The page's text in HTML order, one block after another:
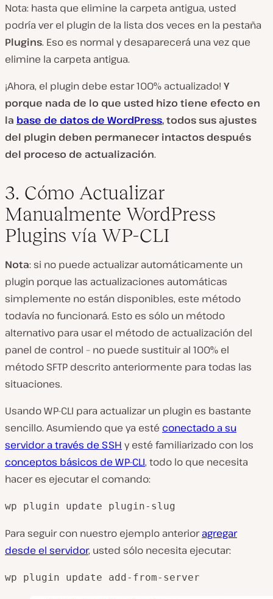
Nota: hasta que elimine la carpeta antigua, usted
podría ver el plugin de la lista dos veces en la pestaña
Plugins. Eso es normal y desaparecerá una vez que
elimine la carpeta antigua.
¡Ahora, el plugin debe estar 100% actualizado! Y
porque nada de lo que usted hizo tiene efecto en
la base de datos de WordPress, todos sus ajustes
del plugin deben permanecer intactos después
del proceso de actualización.
3. Cómo Actualizar
Manualmente WordPress
Plugins vía WP-CLI
Nota: si no puede actualizar automáticamente un
plugin porque las actualizaciones automáticas
simplemente no están disponibles, este método
todavía no funcionará. Esto es sólo un método
alternativo para usar el método de actualización del
panel de control – no puede sustituir al 100% el
método SFTP descrito anteriormente para todas las
situaciones.
Usando WP-CLI para actualizar un plugin es bastante
sencillo. Asumiendo que ya esté conectado a su
servidor a través de SSH y esté familiarizado con los
conceptos básicos de WP-CLI, todo lo que necesita
hacer es ejecutar el comando:
wp plugin update plugin-slug
Para seguir con nuestro ejemplo anterioragregar
desde el servidor, usted sólo necesita ejecutar:
wp plugin update add-from-server